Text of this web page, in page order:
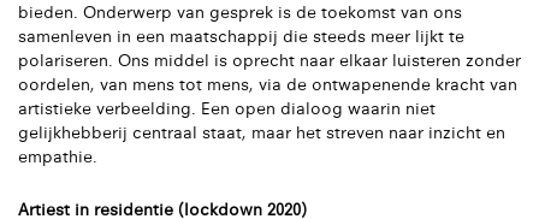
bieden. Onderwerp van gesprek is de toekomst van ons
samenleven in een maatschappij die steeds meer lijkt te
polariseren. Ons middel is oprecht naar elkaar luisteren zonder
oordelen, van mens tot mens, via de ontwapenende kracht van
artistieke verbeelding. Een open dialoog waarin niet
gelijkhebberij centraal staat, maar het streven naar inzicht en
empathie.
Artiest in residentie (lockdown 2020)